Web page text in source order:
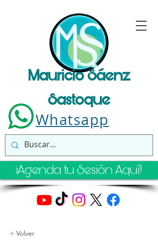
Mauricio Sáenz
Sastoque
Whatsapp
¡Agenda tu Sesión Aquí!
< Volver